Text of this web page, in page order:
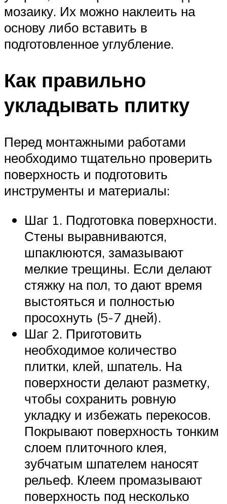
мозаику. Их можно наклеить на
основу либо вставить в
подготовленное углубление.
Как правильно
укладывать плитку
Перед монтажными работами
необходимо тщательно проверить
поверхность и подготовить
инструменты и материалы:
Шаг 1. Подготовка поверхности.
Стены выравниваются,
шпаклюются, замазывают
мелкие трещины. Если делают
стяжку на пол, то дают время
выстояться и полностью
просохнуть (5-7 дней).
Шаг 2. Приготовить
необходимое количество
плитки, клей, шпатель. На
поверхности делают разметку,
чтобы сохранить ровную
укладку и избежать перекосов.
Покрывают поверхность тонким
слоем плиточного клея,
зубчатым шпателем наносят
рельеф. Клеем промазывают
поверхность под несколько